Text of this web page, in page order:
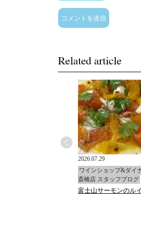
2026.07.29
ワインショップ&ダイ
斎橋店 スタッフブログ
富士山サーモンのル